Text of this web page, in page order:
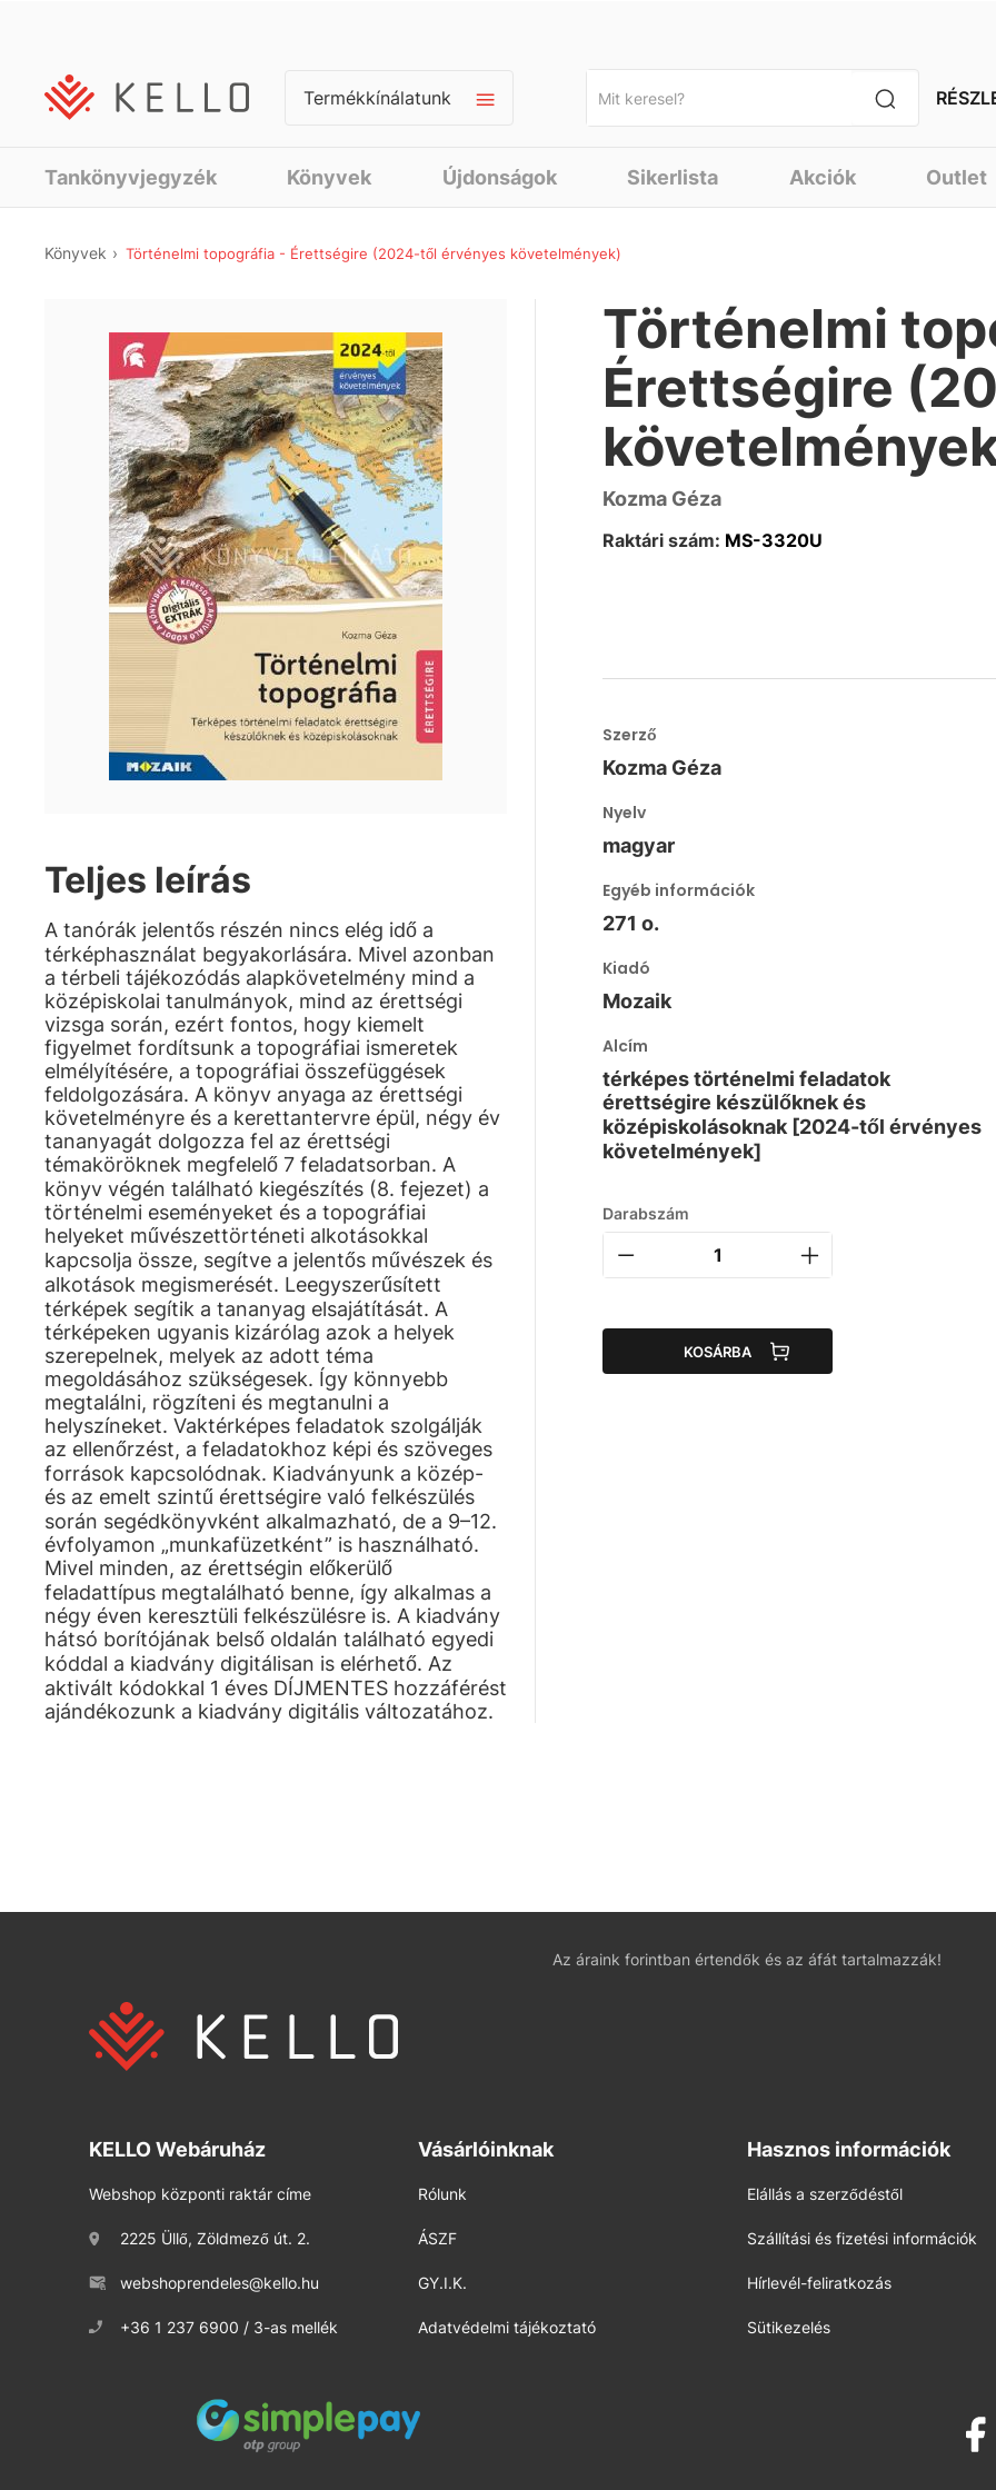
Termékkínálatunk
Tankönyvjegyzék Könyvek Újdonságok Sikerlista Akciók Outlet
Könyvek Történelmi topográfia - Érettségire (2024-től érvényes követelmények)
Teljes leírás
A tanórák jelentős részén nincs elég idő a
térképhasználat begyakorlására. Mivel azonban
a térbeli tájékozódás alapkövetelmény mind a
középiskolai tanulmányok, mind az érettségi
vizsga során, ezért fontos, hogy kiemelt
figyelmet fordítsunk a topográfiai ismeretek
elmélyítésére, a topográfiai összefüggések
feldolgozására. A könyv anyaga az érettségi
követelményre és a kerettantervre épül, négy év
tananyagát dolgozza fel az érettségi
témaköröknek megfelelő 7 feladatsorban. A
könyv végén található kiegészítés (8. fejezet) a
történelmi eseményeket és a topográfiai
helyeket művészettörténeti alkotásokkal
kapcsolja össze, segítve a jelentős művészek és
alkotások megismerését. Leegyszerűsített
térképek segítik a tananyag elsajátítását. A
térképeken ugyanis kizárólag azok a helyek
szerepelnek, melyek az adott téma
megoldásához szükségesek. Így könnyebb
megtalálni, rögzíteni és megtanulni a
helyszíneket. Vaktérképes feladatok szolgálják
az ellenőrzést, a feladatokhoz képi és szöveges
források kapcsolódnak. Kiadványunk a közép-
és az emelt szintű érettségire való felkészülés
során segédkönyvként alkalmazható, de a 9–12.
évfolyamon „munkafüzetként” is használható.
Mivel minden, az érettségin előkerülő
feladattípus megtalálható benne, így alkalmas a
négy éven keresztüli felkészülésre is. A kiadvány
hátsó borítójának belső oldalán található egyedi
kóddal a kiadvány digitálisan is elérhető. Az
aktivált kódokkal 1 éves DÍJMENTES hozzáférést
ajándékozunk a kiadvány digitális változatához.
Történelmi
Érettségire
Kozma Géza
Raktári szám: MS-3320U
Szerző
Kozma Géza
Nyelv
magyar
Egyéb információk
271 o.
Kiadó
Mozaik
Alcím
térképes történelmi feladatok
érettségire készülőknek és
középiskolásoknak [2024-től érvényes
követelmények]
Darabszám
KOSÁRBA
Az áraink forintban értendők és az áfát tartalmazzák!
KELLO Webáruház
Webshop központi raktár címe
2225 Üllő, Zöldmező út. 2.
webshoprendeles@kello.hu
+36 1 237 6900 / 3-as mellék
Vásárlóinknak
Rólunk
ÁSZF
GY.I.K.
Adatvédelmi tájékoztató
Hasznos információk
Elállás a szerződéstől
Szállítási és fizetési információk
Hírlevél-feliratkozás
Sütikezelés